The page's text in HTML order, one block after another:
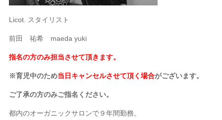
Licot. スタイリスト
前田 祐希 maeda yuki
指名の方のみ担当させて頂きます。
※育児中のため当日キャンセルさせて頂く場合がございます。
ご了承の方のみご指名ください。
都内のオーガニックサロンで９年間勤務。